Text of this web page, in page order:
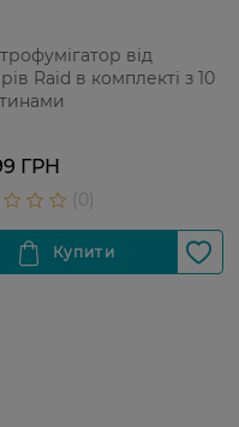
від
Raid в комплекті з 10
ГРН